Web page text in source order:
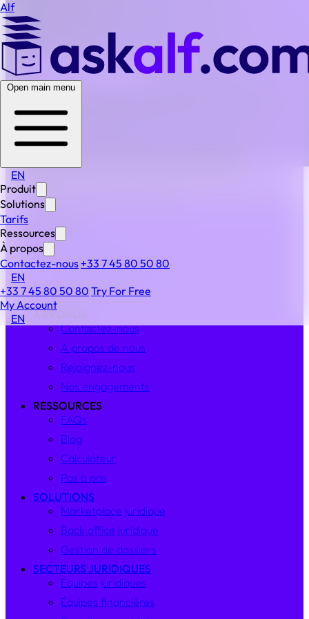
Alf
Open main menu
EN
Produit
Solutions
Tarifs
Ressources
À propos
Contactez-nous +33 7 45 80 50 80
EN
+33 7 45 80 50 80 Try For Free
My Account
EN
BACK TO ALL FAQS
juridiques ?
Oui. ALF fournit des tableaux de bord et des flux de
budgétaire, aident à suivre l’activité juridique et
soutiennent les décisions fondées sur des données pour
les équipes juridiques et financières.
PRODUIT
Produit
Fonctionnalités
Sécurité
À PROPOS
Contactez-nous
A propos de nous
Rejoignez-nous
Nos engagements
RESSOURCES
FAQs
Blog
Calculateur
Pas à pas
SOLUTIONS
Marketplace juridique
Back office juridique
Gestion de dossiers
SECTEURS JURIDIQUES
Équipes juridiques
Équipes financières